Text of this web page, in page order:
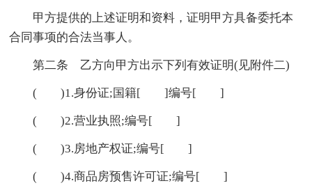
甲方提供的上述证明和资料，证明甲方具备委托本
合同事项的合法当事人。
第二条 乙方向甲方出示下列有效证明(见附件二)
( )1.身份证;国籍[ ]编号[ ]
( )2.营业执照;编号[ ]
( )3.房地产权证;编号[ ]
( )4.商品房预售许可证;编号[ ]